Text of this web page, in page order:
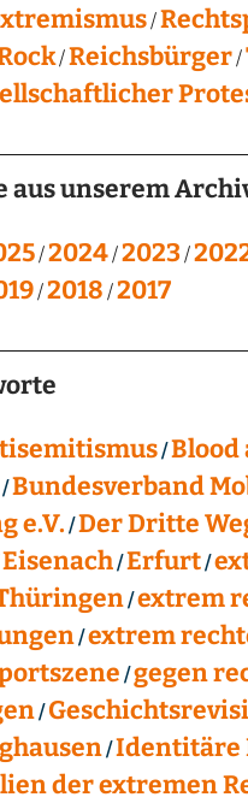
Reichsbürger
aus unserem
2024 2023
2018 2017
Blood
Bundesverband
e.V. Der Dritte
Eisenach Erfurt
extrem
extrem
gegen
Identitäre
der extremen